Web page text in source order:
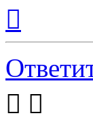
началу